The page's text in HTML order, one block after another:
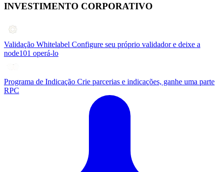
INVESTIMENTO CORPORATIVO
Validação Whitelabel Configure seu próprio validador e deixe a
node101 operá-lo
Programa de Indicação Crie parcerias e indicações, ganhe uma parte
RPC